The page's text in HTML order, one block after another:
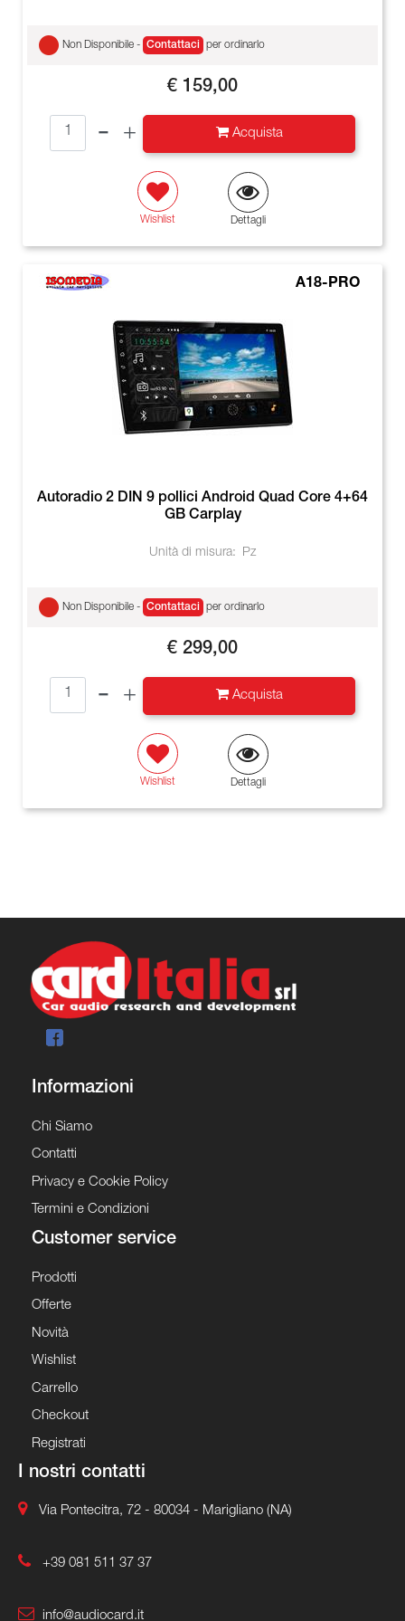
Non Disponibile - Contattaci per ordinarlo
€ 159,00
Acquista
Wishlist Dettagli
A18-PRO
Autoradio 2 DIN 9 pollici Android Quad Core 4+64
GB Carplay
Unità di misura: Pz
Non Disponibile - Contattaci per ordinarlo
€ 299,00
Acquista
Wishlist Dettagli
Informazioni
Chi Siamo
Contatti
Privacy e Cookie Policy
Termini e Condizioni
Customer service
Prodotti
Offerte
Novità
Wishlist
Carrello
Checkout
Registrati
I nostri contatti
Via Pontecitra, 72 - 80034 - Marigliano (NA)
+39 081 511 37 37
info@audiocard.it